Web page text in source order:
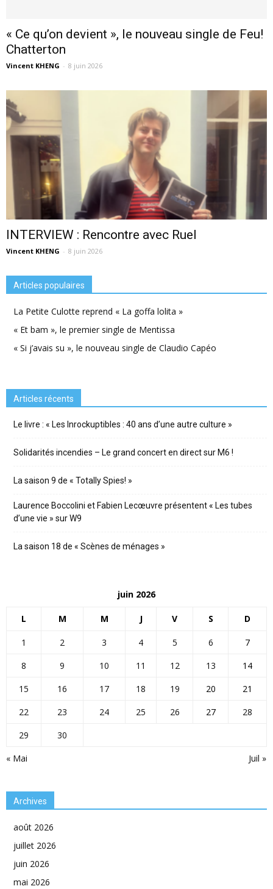
« Ce qu’on devient », le nouveau single de Feu!
Chatterton
Vincent KHENG - 8 juin 2026
INTERVIEW : Rencontre avec Ruel
Vincent KHENG - 8 juin 2026
Articles populaires
La Petite Culotte reprend « La goffa lolita »
« Et bam », le premier single de Mentissa
« Si j’avais su », le nouveau single de Claudio Capéo
Articles récents
Le livre : « Les Inrockuptibles : 40 ans d’une autre culture »
Solidarités incendies – Le grand concert en direct sur M6 !
La saison 9 de « Totally Spies! »
Laurence Boccolini et Fabien Lecœuvre présentent « Les tubes
d’une vie » sur W9
La saison 18 de « Scènes de ménages »
juin 2026
L M M J V S D
« Mai Juil »
1 2 3 4 5 6
7
8
9 10 11 12 13
14
15
16 17 18 19 20
21
22
23 24 25 26 27
28
29
30
Archives
août 2026
juillet 2026
juin 2026
mai 2026